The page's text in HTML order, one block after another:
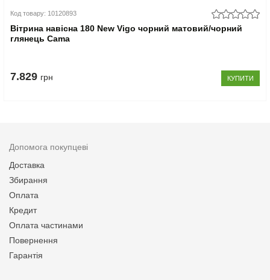
Код товару: 10120893
Вітрина навісна 180 New Vigo чорний матовий/чорний
глянець Cama
7.829 грн КУПИТИ
Допомога покупцеві
Доставка
Збирання
Оплата
Кредит
Оплата частинами
Повернення
Гарантія